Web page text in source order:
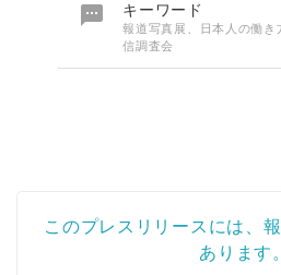
 キーワード
報道写真展、日本人の働き
信調査会
このプレスリリースには、
あります。